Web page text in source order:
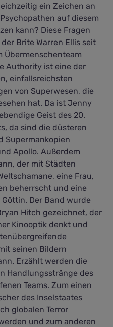
ein Zeichen an
auf diesem
kann? Diese Fragen
Brite Warren Ellis seit
Übermenschenteam
Authority ist eine der
einfallsreichsten
von Superwesen, die
hat. Da ist Jenny
Geist des 20.
da sind die düsteren
Supermankopien
Apollo. Außerdem
der mit Städten
eine Frau,
beherrscht und eine
Der Band wurde
Hitch gezeichnet, der
Kinooptik denkt und
seinen Bildern
Erzählt werden die
Handlungsstränge des
Teams. Zum einen
des Inselstaates
globalen Terror
und zum anderen